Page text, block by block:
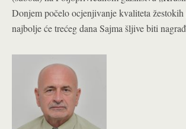
Donjem počelo ocjenjivanje kvaliteta žestokih
najbolje će trećeg dana Sajma šljive biti